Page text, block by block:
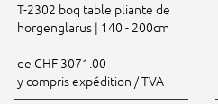
T-2302 boq table pliante de
horgenglarus | 140 - 200cm
de CHF 3071.00
y compris expédition / TVA